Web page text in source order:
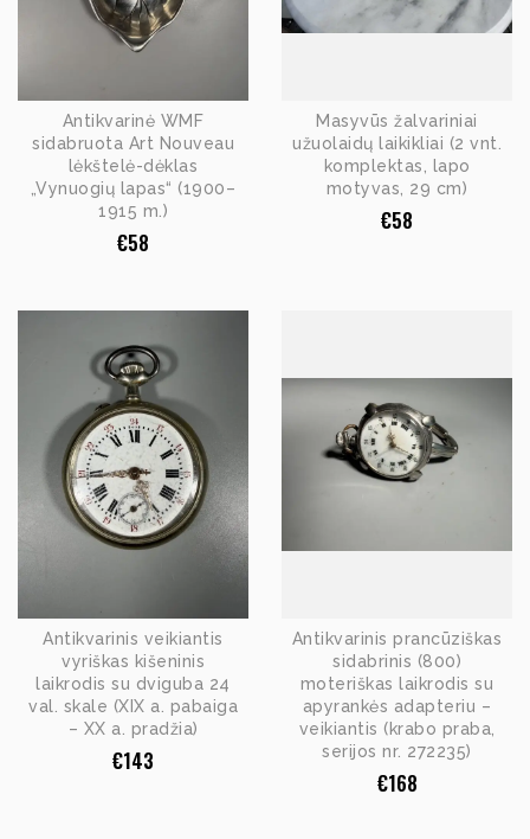
Antikvarinė WMF
sidabruota Art Nouveau
lėkštelė-dėklas
„Vynuogių lapas“ (1900–
1915 m.)
€58
Masyvūs žalvariniai
užuolaidų laikikliai (2 vnt.
komplektas, lapo
motyvas, 29 cm)
€58
Antikvarinis veikiantis
vyriškas kišeninis
laikrodis su dviguba 24
val. skale (XIX a. pabaiga
– XX a. pradžia)
€143
Antikvarinis prancūziškas
sidabrinis (800)
moteriškas laikrodis su
apyrankės adapteriu –
veikiantis (krabo praba,
serijos nr. 272235)
€168